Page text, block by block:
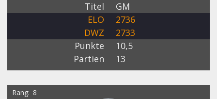
Titel
GM
ELO
2736
DWZ
2733
Punkte
10,5
Partien
13
Rang 8